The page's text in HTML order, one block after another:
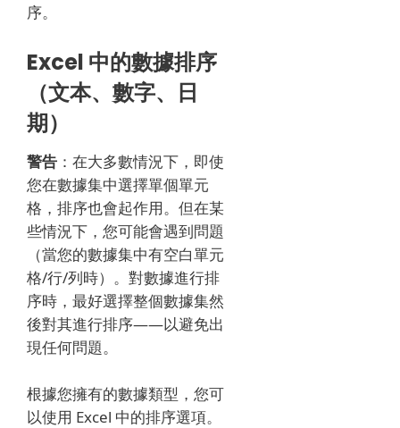
序。
Excel 中的數據排序
（文本、數字、日
期）
警告 ：在大多數情況下，即使
您在數據集中選擇單個單元
格，排序也會起作用。 但在某
些情況下，您可能會遇到問題
（當您的數據集中有空白單元
格/行/列時）。 對數據進行排
序時，最好選擇整個數據集然
後對其進行排序——以避免出
現任何問題。
根據您擁有的數據類型，您可
以使用 Excel 中的排序選項。